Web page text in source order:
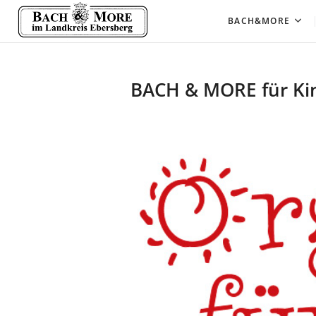
Skip
content
Bach&More
KONZERTREIHE IM LANDKREIS
BACH&MORE
BACH & MORE für